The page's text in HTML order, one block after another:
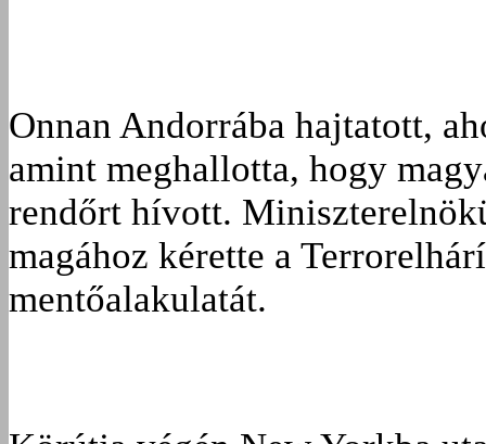
Onnan Andorrába hajtatott,
amint meghallotta, hogy
rendőrt hívott.
magához kérette a
mentőalakulatát.